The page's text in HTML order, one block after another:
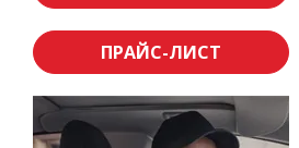
ПРАЙС-ЛИСТ